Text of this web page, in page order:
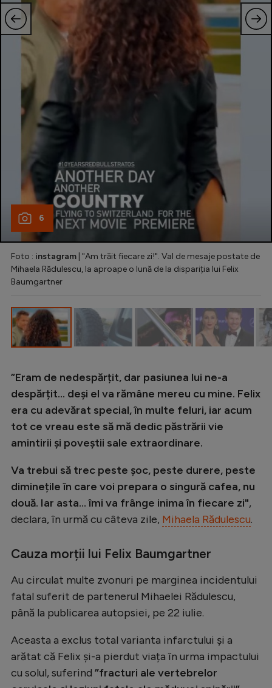
6
Foto : instagram | "Am trăit fiecare zi!". Val de mesaje postate de
Mihaela Rădulescu, la aproape o lună de la dispariția lui Felix
Baumgartner
”Eram de nedespărțit, dar pasiunea lui ne-a
despărțit... deși el va rămâne mereu cu mine. Felix
era cu adevărat special, în multe feluri, iar acum
tot ce vreau este să mă dedic păstrării vie
amintirii și poveștii sale extraordinare.
Va trebui să trec peste șoc, peste durere, peste
diminețile în care voi prepara o singură cafea, nu
două. Iar asta... îmi va frânge inima în fiecare zi",
declara, în urmă cu câteva zile, Mihaela Rădulescu.
Cauza morții lui Felix Baumgartner
Au circulat multe zvonuri pe marginea incidentului
fatal suferit de partenerul Mihaelei Rădulescu,
până la publicarea autopsiei, pe 22 iulie.
Aceasta a exclus total varianta infarctului și a
arătat că Felix și-a pierdut viața în urma impactului
cu solul, suferind ”fracturi ale vertebrelor